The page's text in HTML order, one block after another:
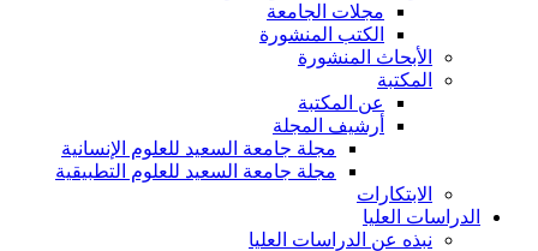
مجلات الجامعة
الكتب المنشورة
الأبحاث المنشورة
المكتبة
عن المكتبة
أرشيف المجلة
مجلة جامعة السعيد للعلوم الإنسانية
مجلة جامعة السعيد للعلوم التطبيقية
الابتكارات
الدراسات العليا
نبذه عن الدراسات العليا